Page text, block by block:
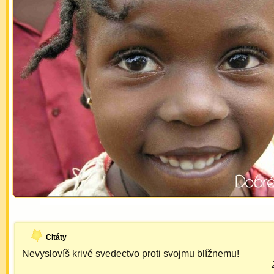
Citáty
Nevyslovíš krivé svedectvo proti svojmu blížnemu!